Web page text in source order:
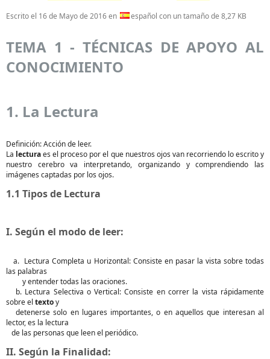
Escrito el 16 de Mayo de 2016en español con un tamaño de 8,27 KB
TEMA 1 - TÉCNICAS DE APOYO AL
CONOCIMIENTO
1. La Lectura
Definición: Acción de leer.
La lecturaes el proceso por el que nuestros ojos van recorriendo lo escrito y
nuestro cerebro va interpretando, organizando y comprendiendo las
imágenes captadas por los ojos.
1.1 Tipos de Lectura
I. Según el modo de leer:
a. Lectura Completa u Horizontal: Consiste en pasar la vista sobre todas
las palabras
y entender todas las oraciones.
b. Lectura Selectiva o Vertical: Consiste en correr la vista rápidamente
sobre el textoy
detenerse solo en lugares importantes, o en aquellos que interesan al
lector, es la lectura
de las personas que leen el periódico.
II. Según la Finalidad: